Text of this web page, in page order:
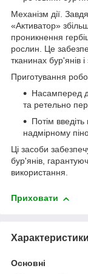
Механізм дії.
«Активатор»
проникнення
рослин. Це
тканинах бур'янів
Приготування
Насамперед
та ретельно
Потім
надмірному
Ці засоби
бур'янів,
використання.
Приховати
Характеристики
Основні